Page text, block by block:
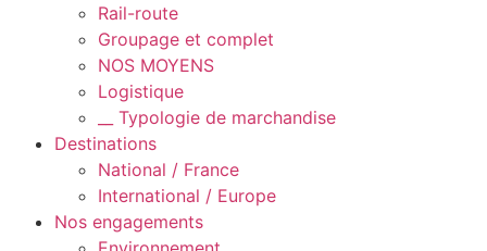
Rail-route
Groupage et complet
NOS MOYENS
Logistique
__ Typologie de marchandise
Destinations
National / France
International / Europe
Nos engagements